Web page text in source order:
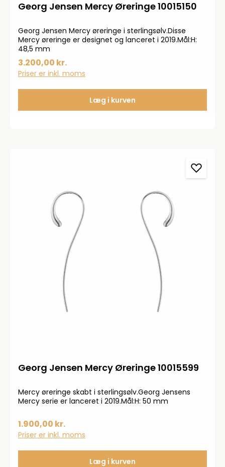
Georg Jensen Mercy Øreringe 10015150
Georg Jensen Mercy øreringe i sterlingsølv.Disse
Mercy øreringe er designet og lanceret i 2019.Mål:H:
48,5 mm
3.200,00 kr.
Priser er inkl. moms
Læg i kurven
Georg Jensen Mercy Øreringe 10015599
Mercy øreringe skabt i sterlingsølv.Georg Jensens
Mercy serie er lanceret i 2019.Mål:H: 50 mm
1.900,00 kr.
Priser er inkl. moms
Læg i kurven